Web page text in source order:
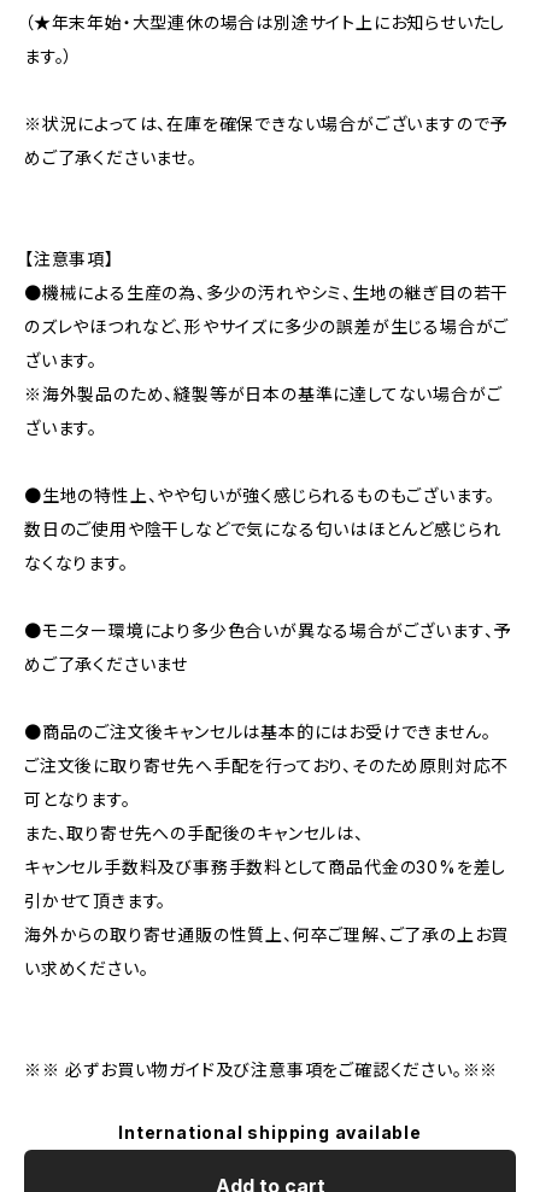
（★年末年始・大型連休の場合は別途サイト上にお知らせいたし
ます。）
※状況によっては、在庫を確保できない場合がございますので予
めご了承くださいませ。
【注意事項】
●機械による生産の為、多少の汚れやシミ、生地の継ぎ目の若干
のズレやほつれなど、形やサイズに多少の誤差が生じる場合がご
ざいます。
※海外製品のため、縫製等が日本の基準に達してない場合がご
ざいます。
●生地の特性上、やや匂いが強く感じられるものもございます。
数日のご使用や陰干しなどで気になる匂いはほとんど感じられ
なくなります。
●モニター環境により多少色合いが異なる場合がございます、予
めご了承くださいませ
●商品のご注文後キャンセルは基本的にはお受けできません。
ご注文後に取り寄せ先へ手配を行っており、そのため原則対応不
可となります。
また、取り寄せ先への手配後のキャンセルは、
キャンセル手数料及び事務手数料として商品代金の30%を差し
引かせて頂きます。
海外からの取り寄せ通販の性質上、何卒ご理解、ご了承の上お買
い求めください。
※※ 必ずお買い物ガイド及び注意事項をご確認ください。※※
International shipping available
Add to cart